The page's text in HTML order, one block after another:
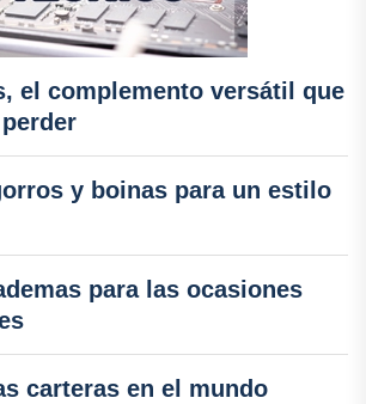
el complemento versátil que
y boinas para un estilo
para las ocasiones
carteras en el mundo